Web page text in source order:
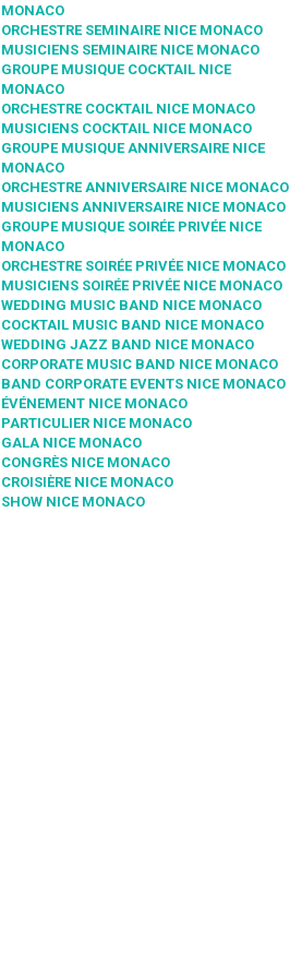
MONACO
ORCHESTRE SEMINAIRE NICE MONACO
MUSICIENS SEMINAIRE NICE MONACO
GROUPE MUSIQUE COCKTAIL NICE
MONACO
ORCHESTRE COCKTAIL NICE MONACO
MUSICIENS COCKTAIL NICE MONACO
GROUPE MUSIQUE ANNIVERSAIRE NICE
MONACO
ORCHESTRE ANNIVERSAIRE NICE MONACO
MUSICIENS ANNIVERSAIRE NICE MONACO
GROUPE MUSIQUE SOIRÉE PRIVÉE NICE
MONACO
ORCHESTRE SOIRÉE PRIVÉE NICE MONACO
MUSICIENS SOIRÉE PRIVÉE NICE MONACO
WEDDING MUSIC BAND NICE MONACO
COCKTAIL MUSIC BAND NICE MONACO
WEDDING JAZZ BAND NICE MONACO
CORPORATE MUSIC BAND NICE MONACO
BAND CORPORATE EVENTS NICE MONACO
ÉVÉNEMENT NICE MONACO
PARTICULIER NICE MONACO
GALA NICE MONACO
CONGRÈS NICE MONACO
CROISIÈRE NICE MONACO
SHOW NICE MONACO